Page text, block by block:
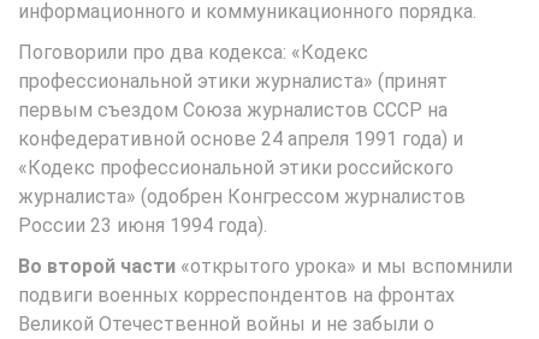
информационного и коммуникационного порядка.
Поговорили про два кодекса: «Кодекс
профессиональной этики журналиста» (принят
первым съездом Союза журналистов СССР на
конфедеративной основе 24 апреля 1991 года) и
«Кодекс профессиональной этики российского
журналиста» (одобрен Конгрессом журналистов
России 23 июня 1994 года).
Во второй части «открытого урока» и мы вспомнили
подвиги военных корреспондентов на фронтах
Великой Отечественной войны и не забыли о